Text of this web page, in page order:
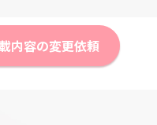
内容の変更依頼